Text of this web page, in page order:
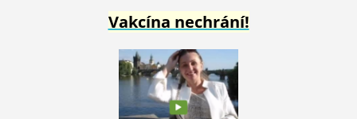
Vakcína nechrání!